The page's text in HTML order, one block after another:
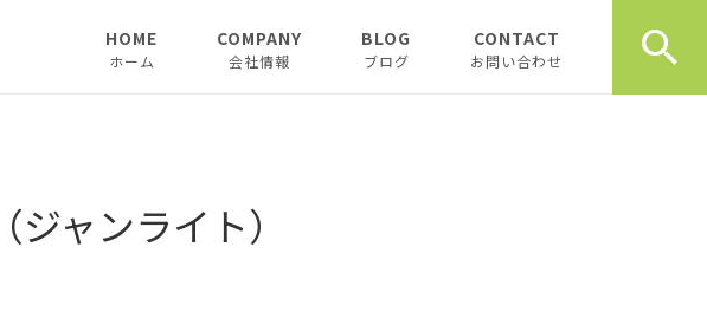
HOME
ホーム
COMPANY
会社情報
BLOG
ブログ
CONTACT
お問い合わせ
ャンライト）